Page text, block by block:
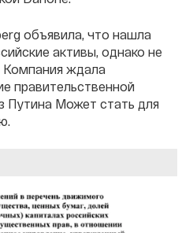
объявила, что нашла
активы, однако не
ждала
правительственной
Путина Может стать для